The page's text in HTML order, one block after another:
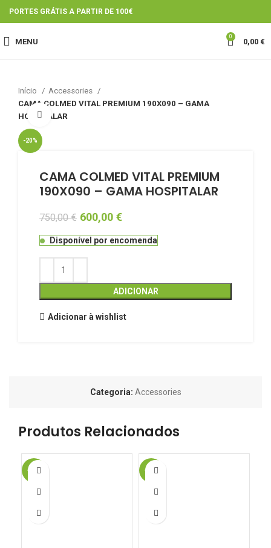
PORTES GRÁTIS A PARTIR DE 100€
MENU
0
0,00 €
Início
Accessories
CAMA COLMED VITAL PREMIUM 190X090 – GAMA
HOSPITALAR
-20%
Click to enlarge
CAMA COLMED VITAL PREMIUM
190X090 – GAMA HOSPITALAR
750,00€ 600,00 €
Disponível por encomenda
ADICIONAR
Adicionar à wishlist
Categoria: Accessories
Produtos Relacionados
-20% -20%